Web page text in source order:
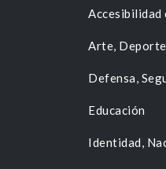
Accesibilidad
Arte,
Defensa,
Educación
Identidad,